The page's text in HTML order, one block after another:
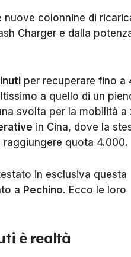
nuove colonnine di
Charger e dalla
per recuperare fino a
a quello di un
svolta per la mobilità a
in Cina, dove la
raggiungere quota 4.000.
in esclusiva questa
a Pechino. Ecco le loro
è realtà